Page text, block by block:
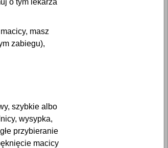
masz
zabiegu),
szybkie albo
wysypka,
przybieranie
macicy